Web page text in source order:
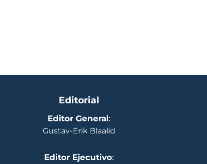
Editorial
Editor General:
Gustav-Erik Blaalid
Editor Ejecutivo: